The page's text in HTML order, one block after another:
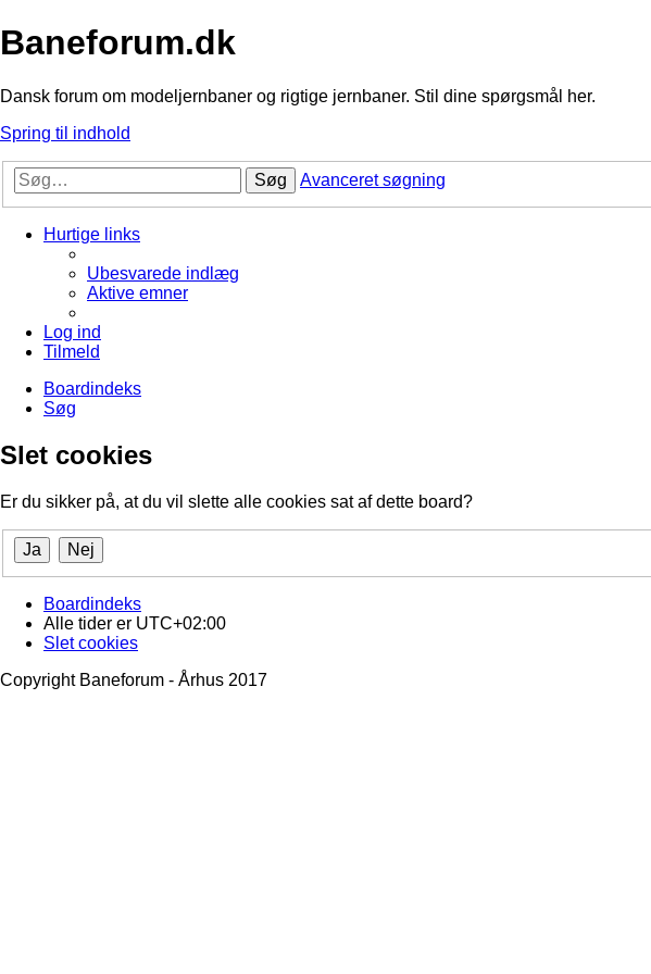
Baneforum.dk
Dansk forum om modeljernbaner og rigtige jernbaner. Stil dine spørgsmål her.
Spring til indhold
Søg Avanceret søgning
Hurtige links
Ubesvarede indlæg
Aktive emner
Log ind
Tilmeld
Boardindeks
Søg
Slet cookies
Er du sikker på, at du vil slette alle cookies sat af dette board?
Boardindeks
Alle tider er UTC+02:00
Slet cookies
Copyright Baneforum - Århus 2017